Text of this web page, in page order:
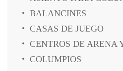
BALANCINES
CASAS DE JUEGO
CENTROS DE ARENA
COLUMPIOS